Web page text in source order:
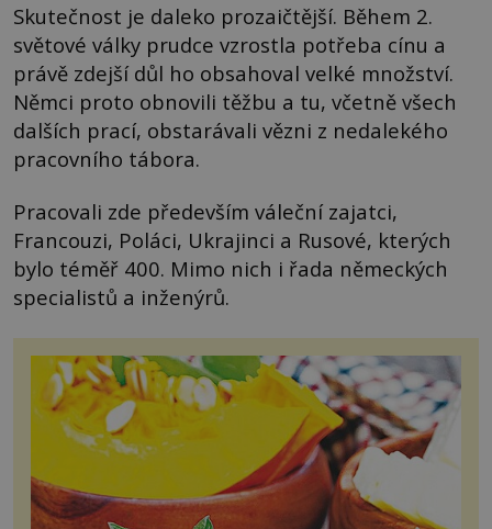
Skutečnost je daleko prozaičtější. Během 2.
světové války prudce vzrostla potřeba cínu a
právě zdejší důl ho obsahoval velké množství.
Němci proto obnovili těžbu a tu, včetně všech
dalších prací, obstarávali vězni z nedalekého
pracovního tábora.
Pracovali zde především váleční zajatci,
Francouzi, Poláci, Ukrajinci a Rusové, kterých
bylo téměř 400. Mimo nich i řada německých
specialistů a inženýrů.